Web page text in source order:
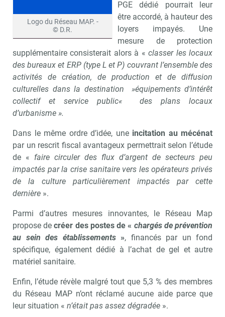
Logo du Réseau MAP. -
© D.R.
PGE dédié pourrait leur
être accordé, à hauteur des
loyers impayés. Une
mesure de protection
supplémentaire consisterait alors à «classer les locaux
des bureaux et ERP (type L et P) couvrant l’ensemble des
activités de création, de production et de diffusion
culturelles dans la destination »équipements d’intérêt
collectif et service public« des plans locaux
d’urbanisme ».
Dans le même ordre d’idée, une incitation au mécénat
par un rescrit fiscal avantageux permettrait selon l’étude
de « faire circuler des flux d’argent de secteurs peu
impactés par la crise sanitaire vers les opérateurs privés
de la culture particulièrement impactés par cette
dernière ».
Parmi d’autres mesures innovantes, le Réseau Map
propose decréer des postes de « chargés de prévention
au sein des établissements», financés par un fond
spécifique, également dédié à l’achat de gel et autre
matériel sanitaire.
Enfin, l’étude révèle malgré tout que 5,3 % des membres
du Réseau MAP n’ont réclamé aucune aide parce que
leur situation « n’était pas assez dégradée ».
Recevoir Culture Matin
Valider
Non merci, je reçois déjà
Je déciderai plus